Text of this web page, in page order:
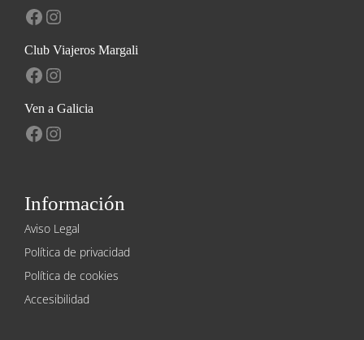
Facebook
Instagram
Club Viajeros Margali
Facebook
Instagram
Ven a Galicia
Facebook
Instagram
Información
Aviso Legal
Política de privacidad
Política de cookies
Accesibilidad